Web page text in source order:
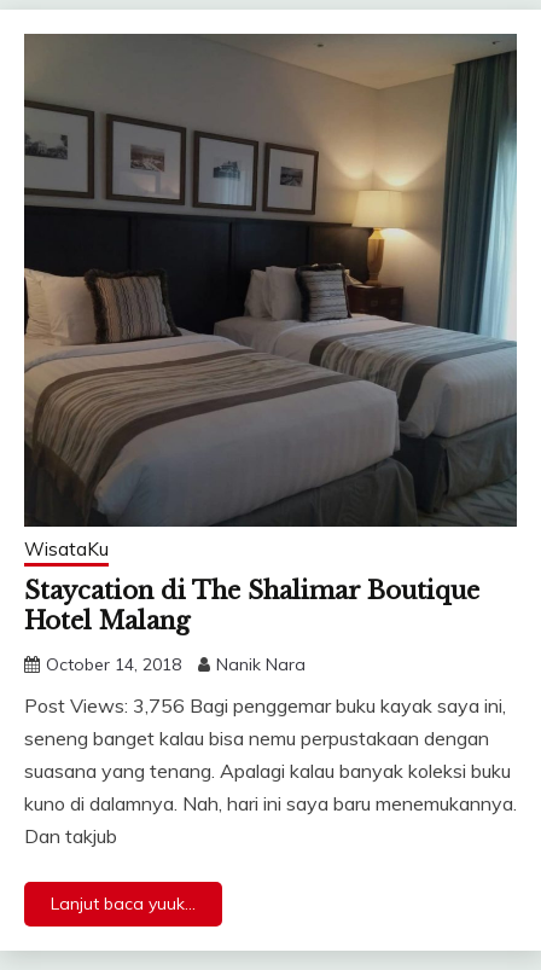
WisataKu
Staycation di The Shalimar Boutique
Hotel Malang
October 14, 2018 Nanik Nara
Post Views: 3,756 Bagi penggemar buku kayak saya ini,
seneng banget kalau bisa nemu perpustakaan dengan
suasana yang tenang. Apalagi kalau banyak koleksi buku
kuno di dalamnya. Nah, hari ini saya baru menemukannya.
Dan takjub
Lanjut baca yuuk...